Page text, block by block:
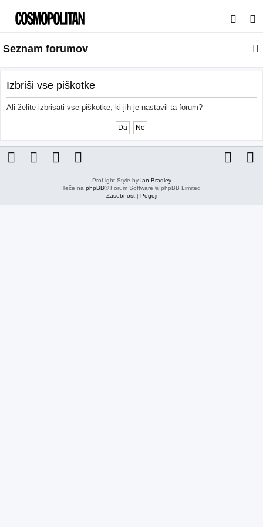
s
a
j
Seznam forumov
Izbriši vse piškotke
Ali želite izbrisati vse piškotke, ki jih je nastavil ta forum?
ProLight Style by Ian Bradley
Teče na phpBB® Forum Software © phpBB Limited
Zasebnost| Pogoji